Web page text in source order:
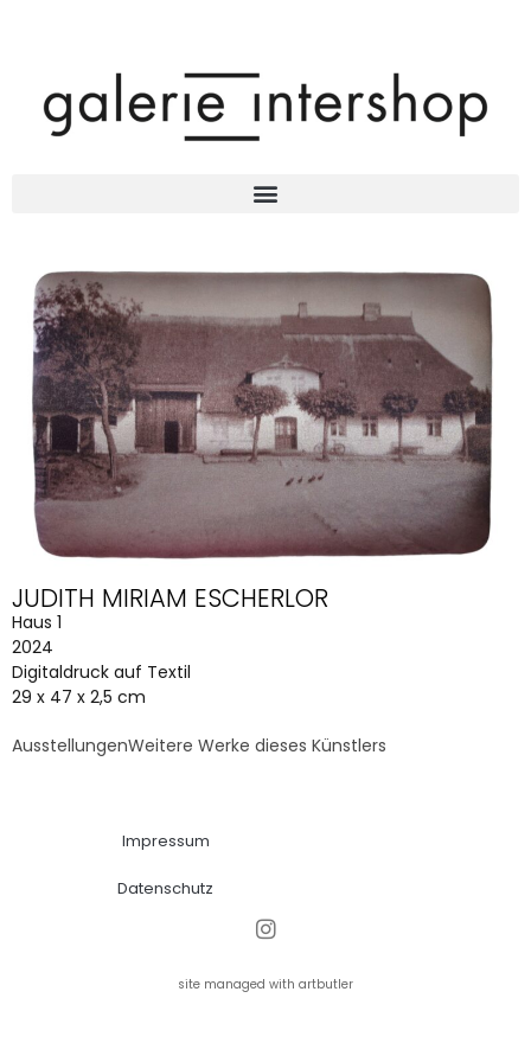
JUDITH MIRIAM ESCHERLOR
Haus 1
2024
Digitaldruck auf Textil
29 x 47 x 2,5 cm
AusstellungenWeitere Werke dieses Künstlers
Impressum
Datenschutz
site managed with artbutler